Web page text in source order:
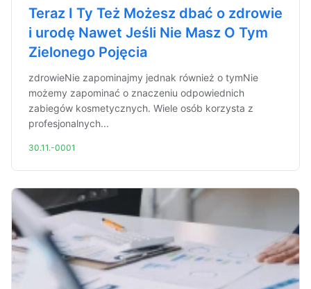
Teraz I Ty Też Możesz dbać o zdrowie
i urodę Nawet Jeśli Nie Masz O Tym
Zielonego Pojęcia
zdrowieNie zapominajmy jednak również o tymNie
możemy zapominać o znaczeniu odpowiednich
zabiegów kosmetycznych. Wiele osób korzysta z
profesjonalnych...
30.11.-0001